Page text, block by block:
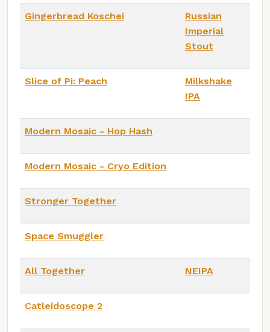
Gingerbread Koschei
Russian
Imperial
Stout
Slice of Pi: Peach
Milkshake
IPA
Modern Mosaic - Hop Hash
Modern Mosaic - Cryo Edition
Stronger Together
Space Smuggler
All Together NEIPA
Catleidoscope 2